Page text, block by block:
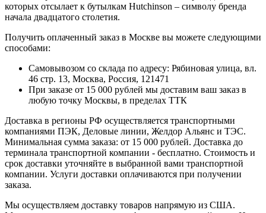
которых отсылает к бутылкам Hutchinson – символу бренда
начала двадцатого столетия.
Получить оплаченный заказ в Москве вы можете следующими
способами:
Самовывозом со склада по адресу: Рябиновая улица, вл.
46 стр. 13, Москва, Россия, 121471
При заказе от 15 000 рублей мы доставим ваш заказ в
любую точку Москвы, в пределах ТТК
Доставка в регионы РФ осуществляется транспортными
компаниями ПЭК, Деловые линии, Желдор Альянс и ТЭС.
Минимальная сумма заказа: от 15 000 рублей. Доставка до
терминала транспортной компании - бесплатно. Стоимость и
срок доставки уточняйте в выбранной вами транспортной
компании. Услуги доставки оплачиваются при получении
заказа.
Мы осуществляем доставку товаров напрямую из США.